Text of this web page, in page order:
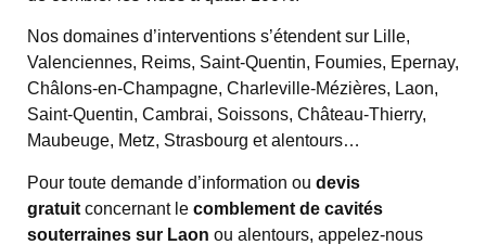
Nos domaines d’interventions s’étendent sur Lille,
Valenciennes, Reims, Saint-Quentin, Foumies, Epernay,
Châlons-en-Champagne, Charleville-Mézières, Laon,
Saint-Quentin, Cambrai, Soissons, Château-Thierry,
Maubeuge, Metz, Strasbourg et alentours…
Pour toute demande d’information ou devis
gratuit concernant le comblement de cavités
souterraines sur Laon ou alentours, appelez-nous